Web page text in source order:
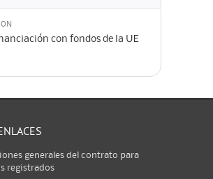
con fondos de la UE
generales del contrato para
registrados